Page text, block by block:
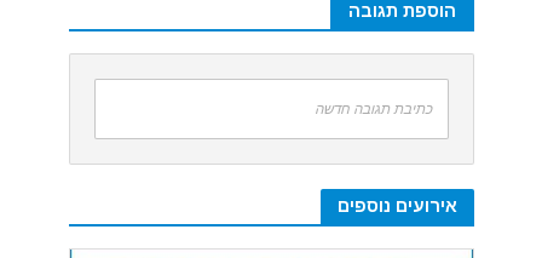
הוספת תגובה
כתיבת תגובה חדשה
אירועים נוספים